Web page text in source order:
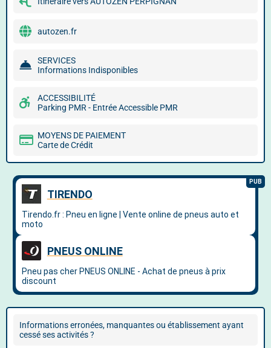
autozen.fr
SERVICES
Informations Indisponibles
ACCESSIBILITÉ
Parking PMR - Entrée Accessible PMR
MOYENS DE PAIEMENT
Carte de Crédit
Informations erronées, manquantes ou établissement ayant
cessé ses activités ?